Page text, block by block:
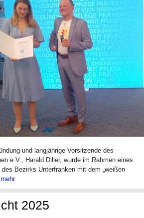
und langjährige Vorsitzende des
e.V., Harald Diller, wurde im Rahmen eines
Bezirks Unterfranken mit dem „weißen
mehr
2025